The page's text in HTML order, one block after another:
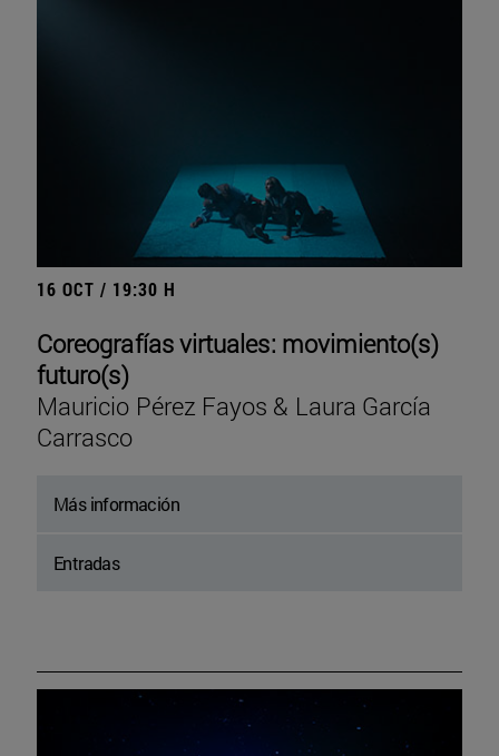
16 OCT / 19:30 H
Coreografías virtuales: movimiento(s)
futuro(s)
Mauricio Pérez Fayos & Laura García
Carrasco
Más información
Entradas